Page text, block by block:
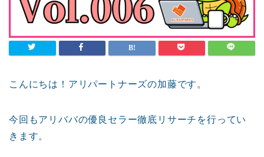
こんにちは！アリパートナーズの加藤です。
今回もアリババの優良セラー徹底リサーチを行ってい
きます。